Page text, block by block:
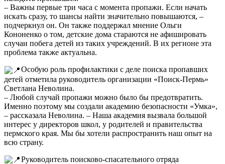
– Важны первые три часа с момента пропажи. Если начать
искать сразу, то шансы найти значительно повышаются, –
подчеркнул он. Он также поддержал мнение Ольги
Кононенко о том, детские дома стараются не афишировать
случаи побега детей из таких учреждений. В их регионе эта
проблема также актуальна.
Особую роль профилактики с деле поиска пропавших
детей отметила руководитель организации «Поиск-Пермь»
Светлана Неволина.
– Любой случай пропажи можно было бы предотвратить.
Именно поэтому мы создали академию безопасности «Умка»,
– рассказала Неволина. – Наша академия вызвала большой
интерес у директоров школ, у родителей и правительства
пермского края. Мы бы хотели распространить наш опыт на
всю страну.
Руководитель поисково-спасательного отряда